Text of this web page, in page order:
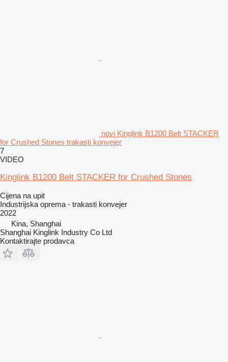
novi Kinglink B1200 Belt STACKER
for Crushed Stones trakasti konvejer
7
VIDEO
Kinglink B1200 Belt STACKER for Crushed Stones
Cijena na upit
Industrijska oprema - trakasti konvejer
2022
Kina, Shanghai
Shanghai Kinglink Industry Co Ltd
Kontaktirajte prodavca